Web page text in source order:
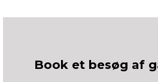
Book et besøg af